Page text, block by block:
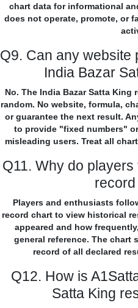
chart data for informational
does not operate, promote, or
Q9. Can any website
India Bazar
No. The India Bazar Satta
random. No website, formula,
or guarantee the next result.
to provide "fixed numbers"
misleading users. Treat all
Q11. Why do
Players and enthusiasts
record chart to view historical
appeared and how
general reference. The chart
record of all declared
Q12. How is
Satta King